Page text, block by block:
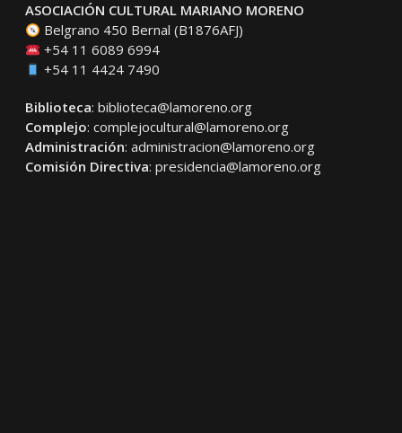
ASOCIACIÓN CULTURAL MARIANO MORENO
Belgrano 450 Bernal (B1876AFJ)
+54 11 6089 6994
+54 11 4424 7490
Biblioteca: biblioteca@lamoreno.org
Complejo: complejocultural@lamoreno.org
Administración: administracion@lamoreno.org
Comisión Directiva: presidencia@lamoreno.org